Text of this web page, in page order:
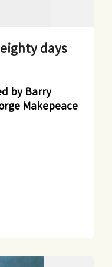
days
by Barry
Makepeace